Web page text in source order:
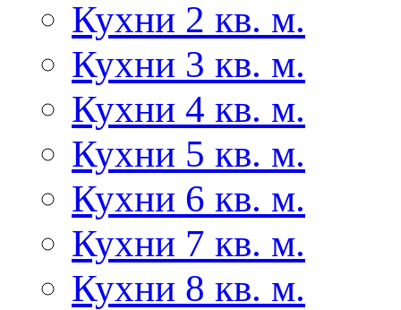
Кухни 2 кв. м.
Кухни 3 кв. м.
Кухни 4 кв. м.
Кухни 5 кв. м.
Кухни 6 кв. м.
Кухни 7 кв. м.
Кухни 8 кв. м.